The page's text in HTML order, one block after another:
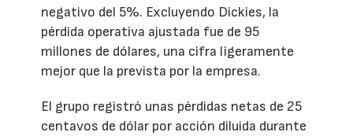
negativo del 5%. Excluyendo Dickies, la
pérdida operativa ajustada fue de 95
millones de dólares, una cifra ligeramente
mejor que la prevista por la empresa.
El grupo registró unas pérdidas netas de 25
centavos de dólar por acción diluida durante